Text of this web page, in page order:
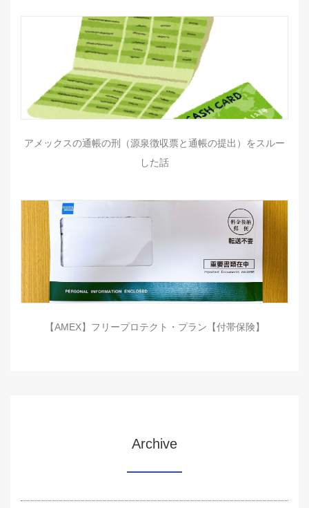
アメックスの通帳の刑（源泉徴収票と通帳の提出）をスルー
した話
【AMEX】フリープロテクト・プラン【付帯保険】
Archive